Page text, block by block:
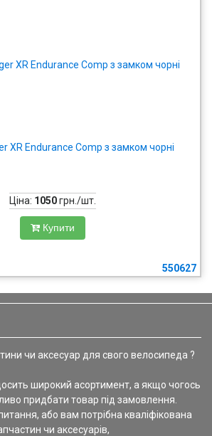
XR Endurance Сomp з замком чорні
Ціна: 1050грн./шт.
Купити
550627
чи аксесуар для свого велосипеда ?
широкий асортимент, а якщо чогось
придбати товар під замовлення.
або вам потрібна кваліфікована
чи аксесуарів,